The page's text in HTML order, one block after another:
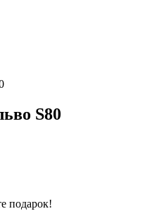
S80
подарок!